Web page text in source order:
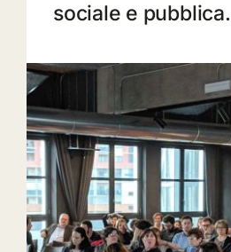
sociale e pubblica.